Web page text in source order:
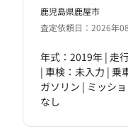
鹿児島県鹿屋市
査定依頼日：2026年
年式：2019年 | 走
| 車検：未入力 | 乗
ガソリン | ミッシ
なし